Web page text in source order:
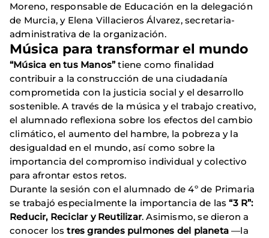
Moreno, responsable de Educación en la delegación
de Murcia, y Elena Villacieros Álvarez, secretaria-
administrativa de la organización.
Música para transformar el mundo
“Música en tus Manos”tiene como finalidad
contribuir a la construcción de una ciudadanía
comprometida con la justicia social y el desarrollo
sostenible. A través de la música y el trabajo creativo,
el alumnado reflexiona sobre los efectos del cambio
climático, el aumento del hambre, la pobreza y la
desigualdad en el mundo, así como sobre la
importancia del compromiso individual y colectivo
para afrontar estos retos.
Durante la sesión con el alumnado de 4º de Primaria
se trabajó especialmente la importancia de las“3 R”:
Reducir, Reciclar y Reutilizar. Asimismo, se dieron a
conocer lostres grandes pulmones del planeta—la